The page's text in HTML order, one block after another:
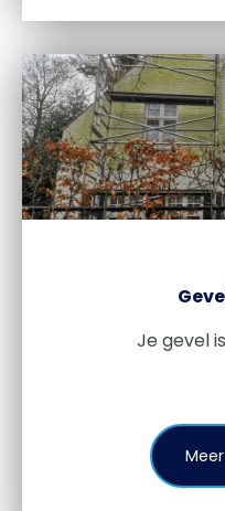
Je gevel